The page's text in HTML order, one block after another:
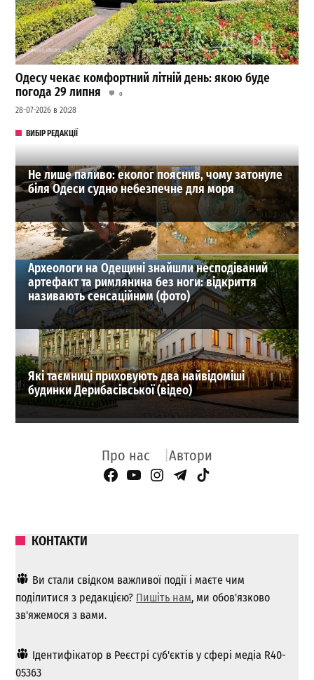
Одесу чекає комфортний літній день: якою буде
погода 29 липня
0
28-07-2026 в 20:28
ВИБІР РЕДАКЦІЇ
Не лише паливо: еколог пояснив, чому затонуле
біля Одеси судно небезпечне для моря
Археологи на Одещині знайшли несподіваний
артефакт та римлянина без ноги: відкриття
називають сенсаційним (фото)
Які таємниці приховують два найвідоміші
будинки Дерибасівської (відео)
Про нас Автори
Facebook Page
YouTube
Instagram
Telegram
TikTok
КОНТАКТИ
Ви стали свідком важливої ​​події і маєте чим
поділитися з редакцією? Пишіть нам, ми обов'язково
зв'яжемося з вами.
Ідентифікатор в Реєстрі суб'єктів у сфері медіа R40-
05363